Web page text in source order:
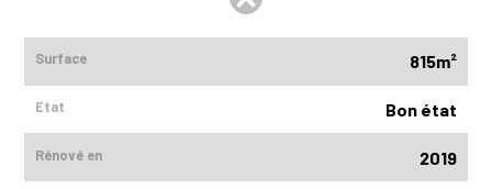
Surface 815m²
Etat Bon état
Rénové en 2019